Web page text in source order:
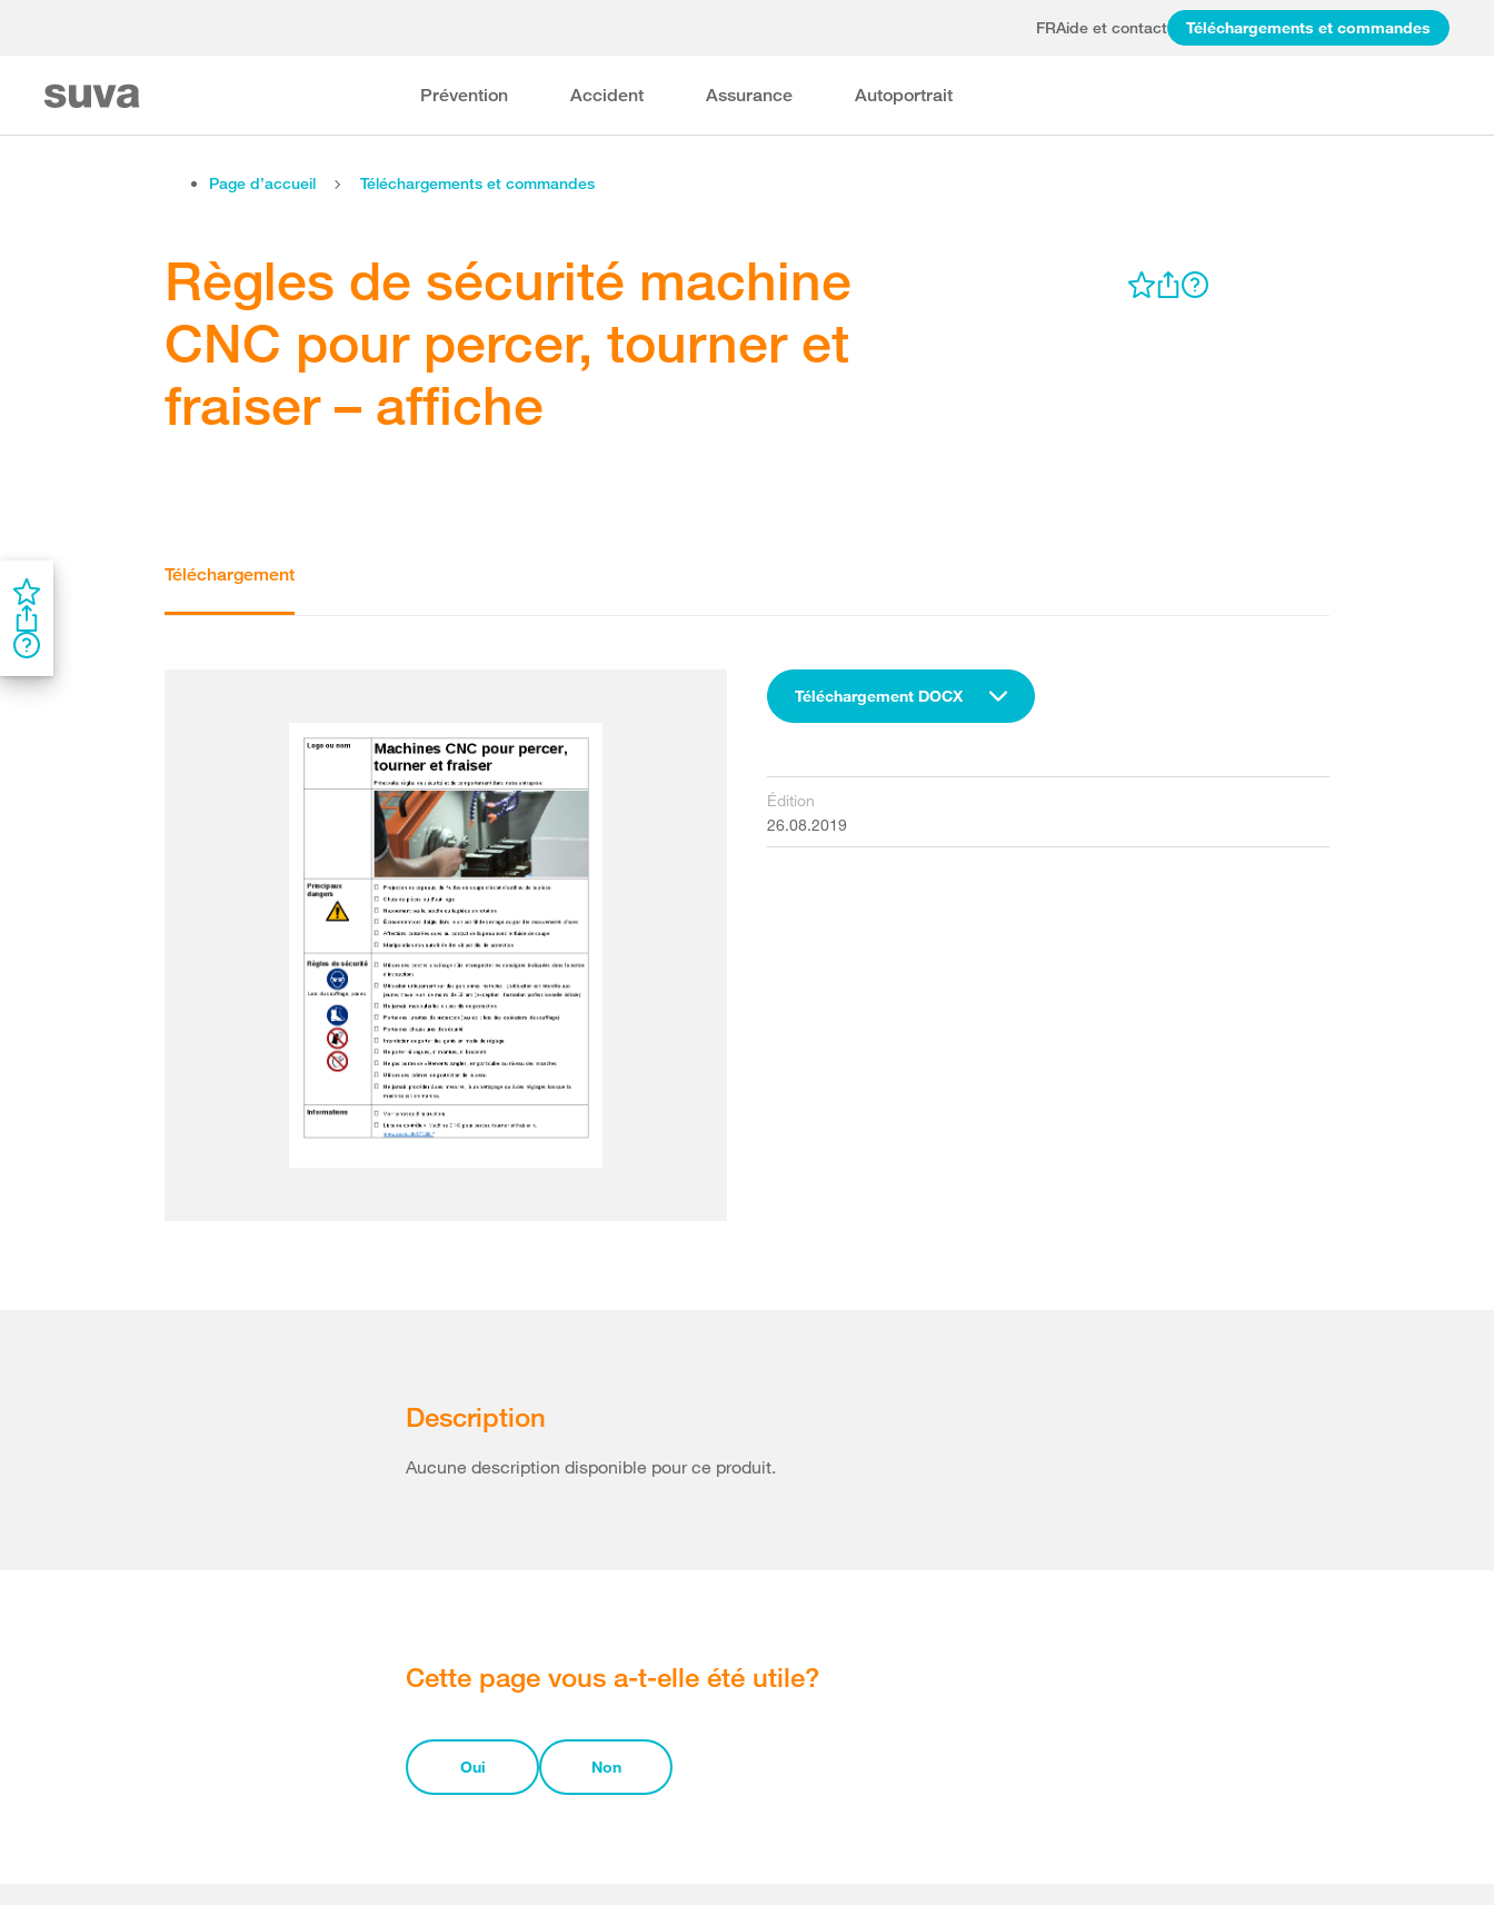
FRAide et contact Téléchargements et commandes
Prévention Accident Assurance Autoportrait
Page d’accueil Téléchargements et commandes
Règles de sécurité machine
CNC pour percer, tourner et
fraiser – affiche
Téléchargement
Téléchargement DOCX
Édition
26.08.2019
Description
Aucune description disponible pour ce produit.
Cette page vous a-t-elle été utile?
Oui Non